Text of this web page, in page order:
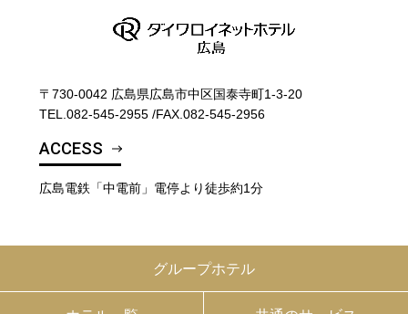
〒730-0042 広島県広島市中区国泰寺町1-3-20
TEL. 082-545-2955 /FAX.082-545-2956
ACCESS
広島電鉄「中電前」電停より徒歩約1分
グループホテル